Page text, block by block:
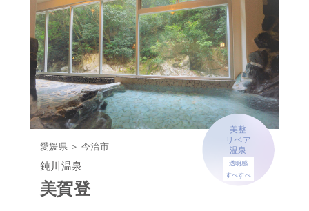
美整
リペア
温泉
透明感
すべすべ
愛媛県 ＞ 今治市
鈍川温泉
美賀登